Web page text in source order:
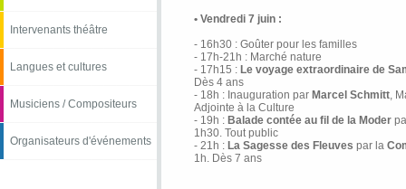
Intervenants théâtre
Langues et cultures
Musiciens / Compositeurs
Organisateurs d'événements
• Vendredi 7 juin :
- 16h30 : Goûter pour les familles
- 17h-21h : Marché nature
- 17h15 : Le voyage extraordinaire de
Dès 4 ans
- 18h : Inauguration par Marcel Schmitt,
Adjointe à la Culture
- 19h : Balade contée au fil de la Moder
1h30. Tout public
- 21h : La Sagesse des Fleuves par la
1h. Dès 7 ans